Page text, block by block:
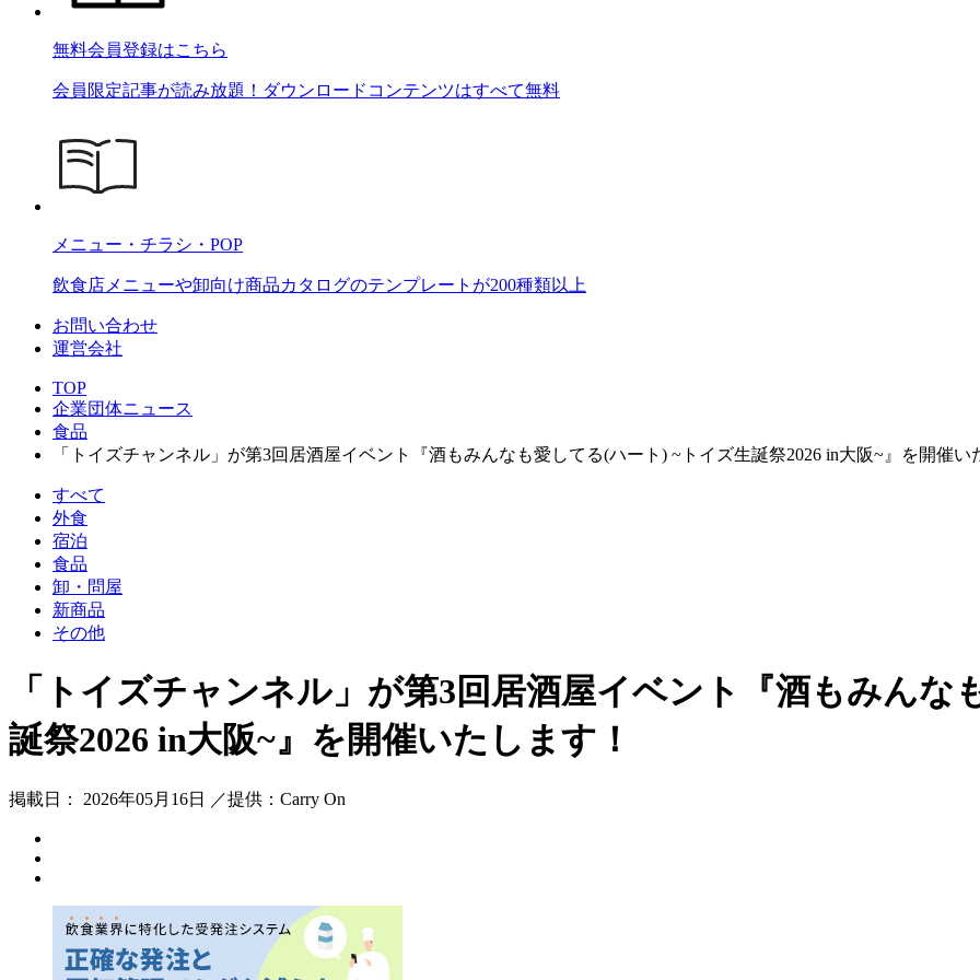
無料会員登録はこちら
会員限定記事が読み放題！ダウンロードコンテンツはすべて無料
メニュー・チラシ・POP
飲食店メニューや卸向け商品カタログのテンプレートが200種類以上
お問い合わせ
運営会社
TOP
企業団体ニュース
食品
「トイズチャンネル」が第3回居酒屋イベント『酒もみんなも愛してる(ハート) ~トイズ生誕祭2026 in大阪~』を開催い
すべて
外食
宿泊
食品
卸・問屋
新商品
その他
「トイズチャンネル」が第3回居酒屋イベント『酒もみんな
誕祭2026 in大阪~』を開催いたします！
掲載日： 2026年05月16日 ／提供：Carry On